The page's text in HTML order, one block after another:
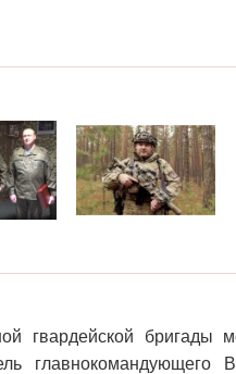
гвардейской бригады
главнокомандующего